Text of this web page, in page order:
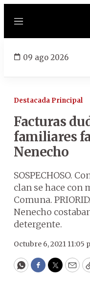
Menú
09 ago 2026
Destacada Principal
Facturas
familiares
Nenecho
SOSPECHOSO.
clan se hace con
Comuna.
Nenecho
detergente.
Octubre 6, 2021 11:05
WhatsApp
Facebook
Twitter